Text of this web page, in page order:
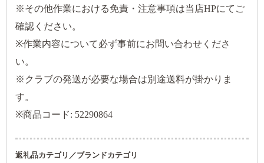
※その他作業における免責・注意事項は当店HPにてご
確認ください。
※作業内容について必ず事前にお問い合わせくださ
い。
※クラブの発送が必要な場合は別途送料が掛かりま
す。
※商品コード: 52290864
返礼品カテゴリ／ブランドカテゴリ